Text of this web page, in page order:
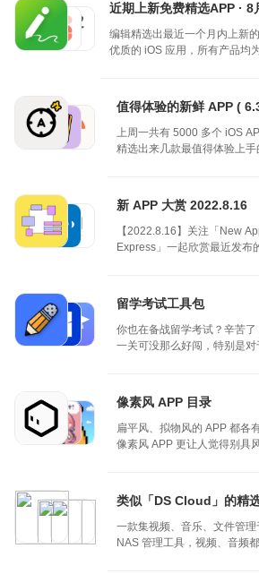
编辑精选出最近一个月内上新
优质的 iOS 应用，所有产品均
值得体验的新鲜 APP (
上周一共有 5000 多个 iOS
精选出来几款最值得体验上手
行斟酌。欢迎大家投票你喜欢
（2024.6.3～2024.6.9）
新 APP 大赏 2022.8.16
【2022.8.16】关注「New
Express」一起欣赏最近发布
留学考试工具包
你也在备战留学考试？辛苦了
一关可没那么好闯，特别是对
上助你一臂之力。
像素风 APP 目录
扁平风、拟物风的 APP 都各
像素风 APP 更让人觉得别具
类似「DS Cloud」的精
一款集视频、音乐、文件管理
NAS 管理工具，视频、音频